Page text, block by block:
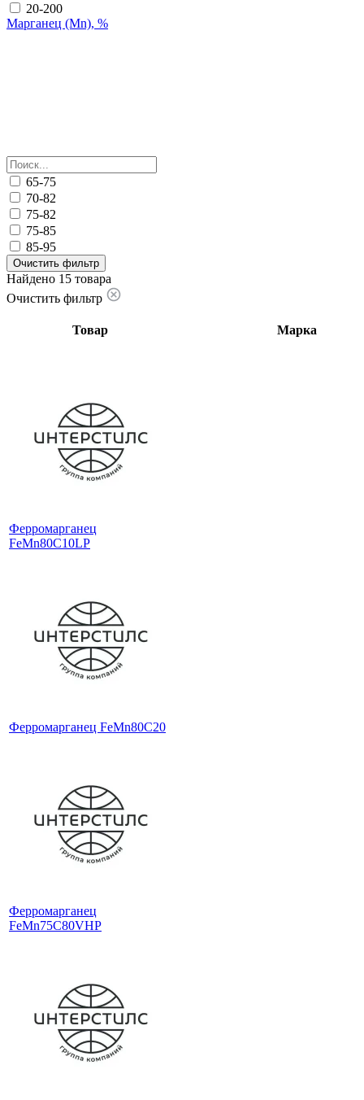
20-200
Марганец (Mn), %
65-75
70-82
75-82
75-85
85-95
Очистить фильтр
Найдено 15 товара
Очистить фильтр
Товар Марка
Ферромарганец
FeMn80C10LP
Ферромарганец FeMn80C20
Ферромарганец
FeMn75C80VHP